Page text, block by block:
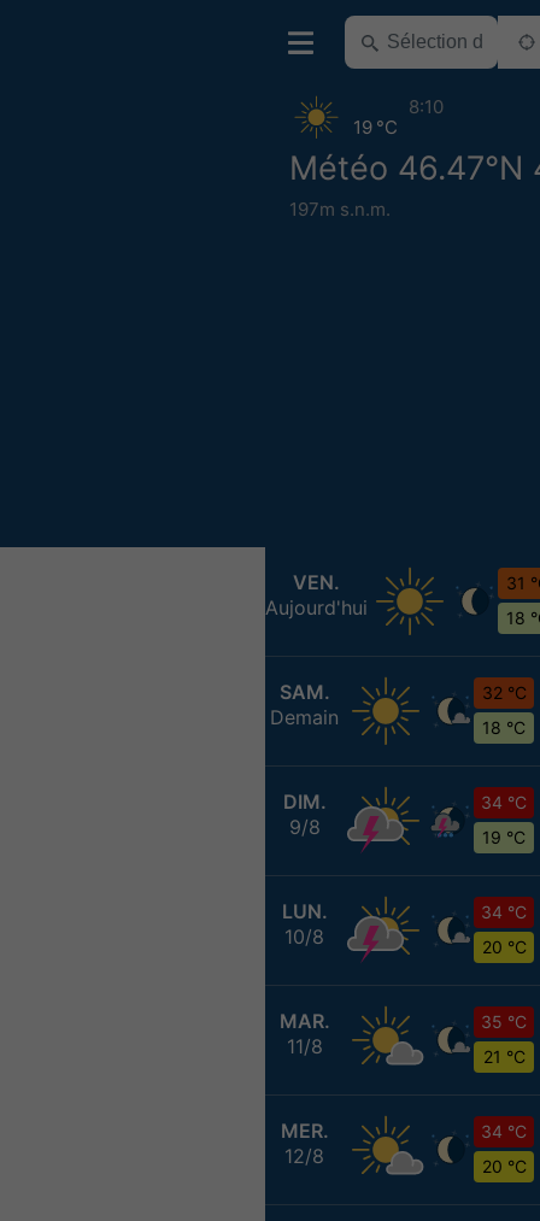
Météo 46.47°N
197m s.n.m.
19 °C
8:10
VEN.
Aujourd'hui
31
18
SAM.
Demain
32 °C
18 °C
DIM.
9/8
34 °C
19 °C
LUN.
10/8
34 °C
20 °C
MAR.
11/8
35 °C
21 °C
MER.
12/8
34 °C
20 °C